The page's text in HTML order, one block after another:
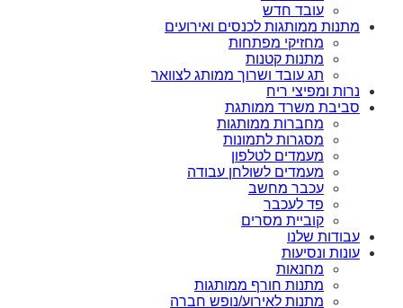
עובד חדש
מתנות ממותגות לכנסים ואירועים
מחזיקי מפתחות
מתנות קטנות
תג עובד ושרוך ממותג לצוואר
נרות ומפיצי ריח
סביבת משרד ממותגת
מחברות ממותגות
מסגרות לתמונות
מעמדים לטלפון
מעמדים לשולחן עבודה
עכבר מחשב
פד לעכבר
קוביית מסרים
עבודות שלנו
עונות ונסיעות
מחנאות
מתנות חורף ממותגות
מתנות לאירוע/נופש חברה